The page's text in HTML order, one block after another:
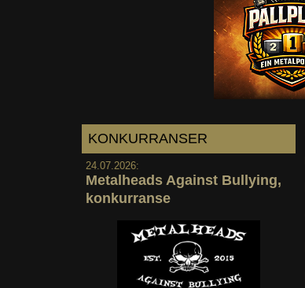
KONKURRANSER
24.07.2026:
Metalheads Against Bullying,
konkurranse